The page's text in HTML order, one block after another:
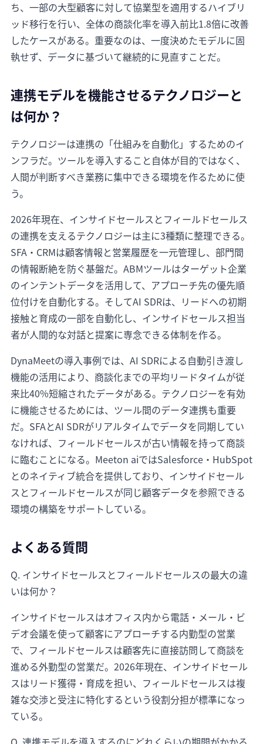
ち、一部の大型顧客に対して協業型を適用するハイブリ
ッド移行を行い、全体の商談化率を導入前比1.8倍に改善
したケースがある。重要なのは、一度決めたモデルに固
執せず、データに基づいて継続的に見直すことだ。
連携モデルを機能させるテクノロジーと
は何か？
テクノロジーは連携の「仕組みを自動化」するためのイ
ンフラだ。ツールを導入すること自体が目的ではなく、
人間が判断すべき業務に集中できる環境を作るために使
う。
2026年現在、インサイドセールスとフィールドセールス
の連携を支えるテクノロジーは主に3種類に整理できる。
SFA・CRMは顧客情報と営業履歴を一元管理し、部門間
の情報断絶を防ぐ基盤だ。ABMツールはターゲット企業
のインテントデータを活用して、アプローチ先の優先順
位付けを自動化する。そしてAI SDRは、リードへの初期
接触と育成の一部を自動化し、インサイドセールス担当
者が人間的な対話と提案に専念できる体制を作る。
DynaMeetの導入事例では、AI SDRによる自動引き渡し
機能の活用により、商談化までの平均リードタイムが従
来比40%短縮されたデータがある。テクノロジーを有効
に機能させるためには、ツール間のデータ連携も重要
だ。SFAとAI SDRがリアルタイムでデータを同期してい
なければ、フィールドセールスが古い情報を持って商談
に臨むことになる。Meeton aiではSalesforce・HubSpot
とのネイティブ統合を提供しており、インサイドセール
スとフィールドセールスが同じ顧客データを参照できる
環境の構築をサポートしている。
よくある質問
Q. インサイドセールスとフィールドセールスの最大の違
いは何か？
インサイドセールスはオフィス内から電話・メール・ビ
デオ会議を使って顧客にアプローチする内勤型の営業
で、フィールドセールスは顧客先に直接訪問して商談を
進める外勤型の営業だ。2026年現在、インサイドセール
スはリード獲得・育成を担い、フィールドセールスは複
雑な交渉と受注に特化するという役割分担が標準になっ
ている。